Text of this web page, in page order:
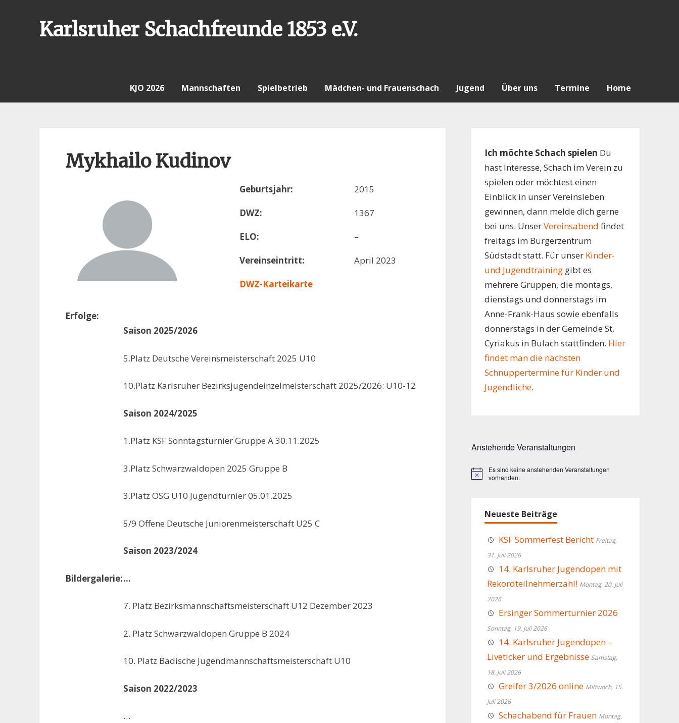
Karlsruher Schachfreunde 1853 e.V.
KJO 2026 Mannschaften Spielbetrieb Mädchen- und Frauenschach Jugend Über uns Termine Home
Mykhailo Kudinov
Geburtsjahr: 2015
DWZ: 1367
ELO: –
Vereinseintritt: April 2023
DWZ-Karteikarte
Erfolge:
Bildergalerie:
Saison 2025/2026
5.Platz Deutsche Vereinsmeisterschaft 2025 U10
10.Platz Karlsruher Bezirksjugendeinzelmeisterschaft 2025/2026: U10-12
Saison 2024/2025
1.Platz KSF Sonntagsturnier Gruppe A 30.11.2025
3.Platz Schwarzwaldopen 2025 Gruppe B
3.Platz OSG U10 Jugendturnier 05.01.2025
5/9 Offene Deutsche Juniorenmeisterschaft U25 C
Saison 2023/2024
…
7. Platz Bezirksmannschaftsmeisterschaft U12 Dezember 2023
2. Platz Schwarzwaldopen Gruppe B 2024
10. Platz Badische Jugendmannschaftsmeisterschaft U10
Saison 2022/2023
…
Ich möchte Schach spielen Du
hast Interesse, Schach im Verein zu
spielen oder möchtest einen
Einblick in unser Vereinsleben
gewinnen, dann melde dich gerne
bei uns. UnserVereinsabend findet
freitags im Bürgerzentrum
Südstadt statt. Für unser Kinder-
und Jugendtraininggibt es
mehrere Gruppen, die montags,
dienstags und donnerstags im
Anne-Frank-Haus sowie ebenfalls
donnerstags in der Gemeinde St.
Cyriakus in Bulach stattfinden. Hier
findet man die nächsten
Schnuppertermine für Kinder und
Jugendliche.
Anstehende Veranstaltungen
Hinweis
Es sind keine anstehenden Veranstaltungen
vorhanden.
Neueste Beiträge
KSF Sommerfest Bericht Freitag,
31. Juli 2026
14. Karlsruher Jugendopen mit
Rekordteilnehmerzahl! Montag, 20. Juli
2026
Ersinger Sommerturnier 2026
Sonntag, 19. Juli 2026
14. Karlsruher Jugendopen –
Liveticker und Ergebnisse Samstag,
18. Juli 2026
Greifer 3/2026 online Mittwoch, 15.
Juli 2026
Schachabend für Frauen Montag,